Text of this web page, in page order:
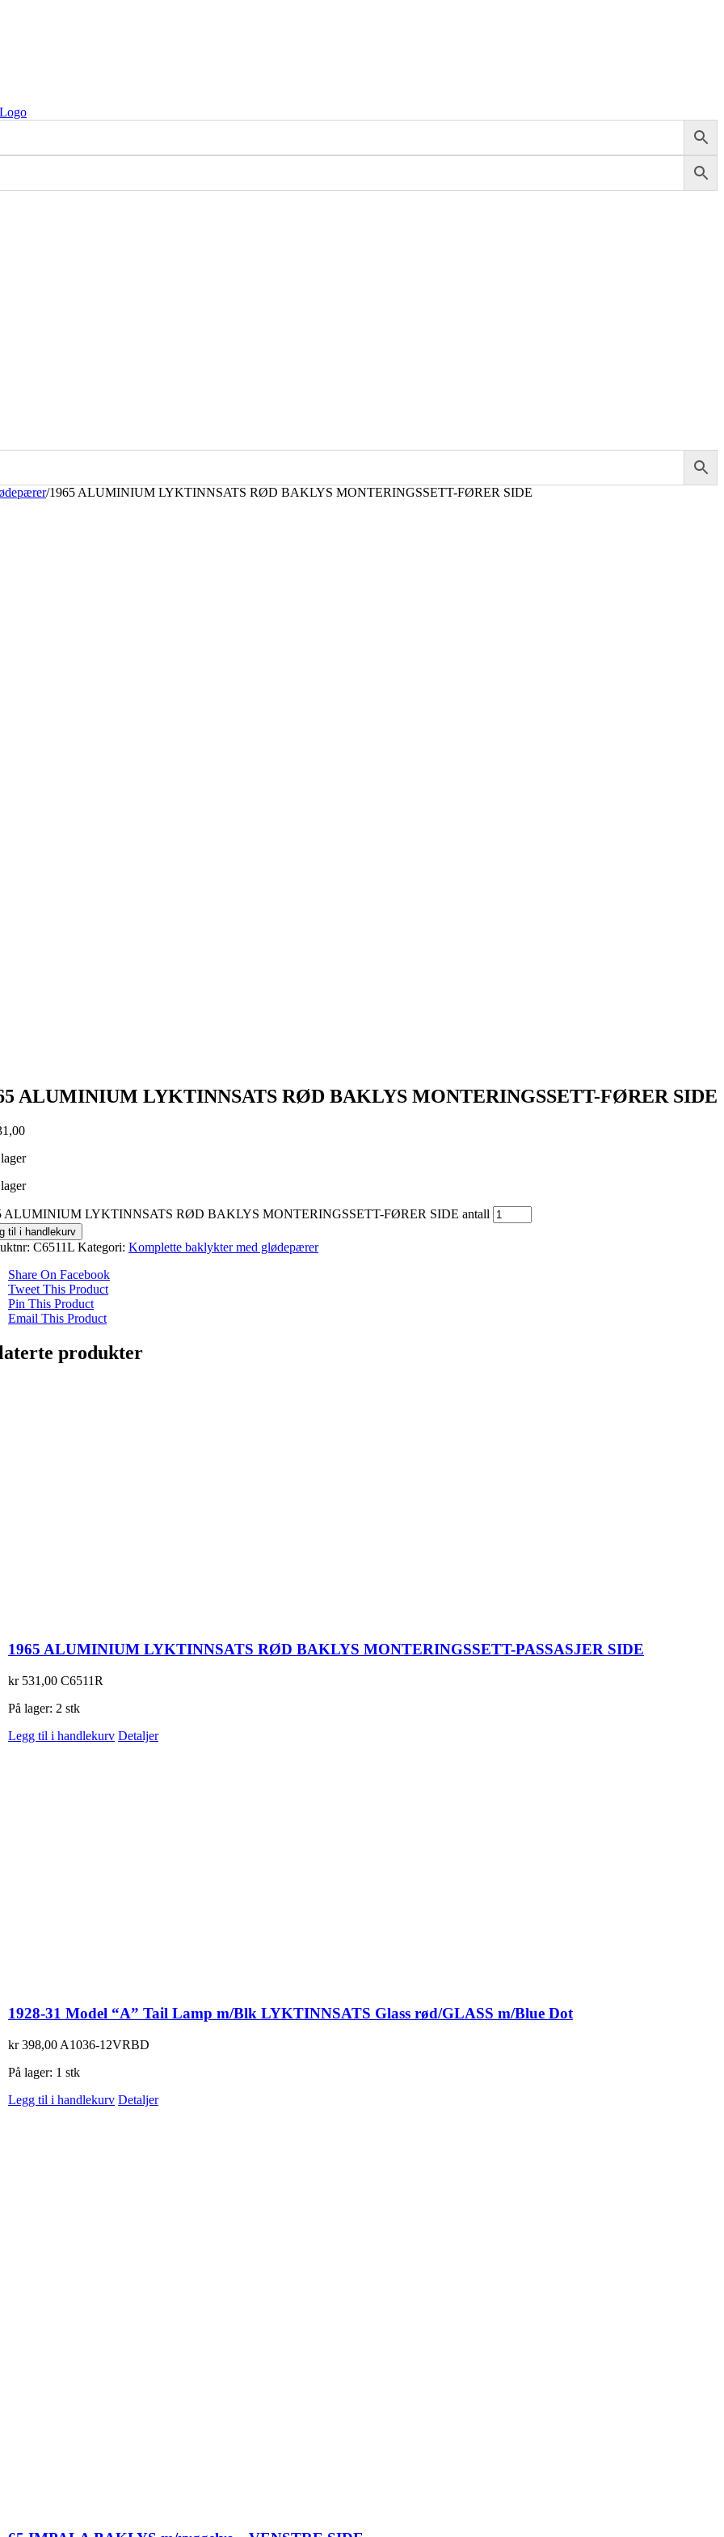
/1965 ALUMINIUM LYKTINNSATS RØD BAKLYS MONTERINGSSETT-FØRER SIDE
ALUMINIUM LYKTINNSATS RØD BAKLYS MONTERINGSSETT-FØRER SIDE
ALUMINIUM LYKTINNSATS RØD BAKLYS MONTERINGSSETT-FØRER SIDE antall
til i handlekurv
C6511L Kategori: Komplette baklykter med glødepærer
Share On Facebook
Tweet This Product
Pin This Product
Email This Product
produkter
1965 ALUMINIUM LYKTINNSATS RØD BAKLYS MONTERINGSSETT-PASSASJER SIDE
kr531,00 C6511R
På lager: 2 stk
Legg til i handlekurv Detaljer
1928-31 Model “A” Tail Lamp m/Blk LYKTINNSATS Glass rød/GLASS m/Blue Dot
kr398,00 A1036-12VRBD
På lager: 1 stk
Legg til i handlekurv Detaljer